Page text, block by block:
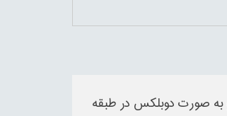
به صورت دوبلکس در طبقه